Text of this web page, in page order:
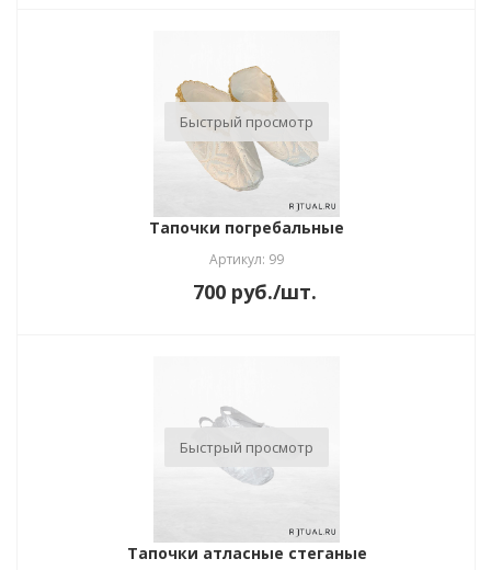
Быстрый просмотр
Тапочки погребальные
Артикул: 99
700руб./шт.
Быстрый просмотр
Тапочки атласные стеганые